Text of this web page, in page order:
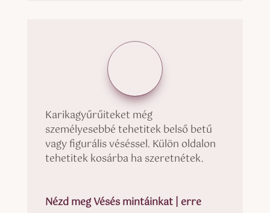
Karikagyűrűiteket még
személyesebbé tehetitek belső betű
vagy figurális véséssel. Külön oldalon
tehetitek kosárba ha szeretnétek.
Nézd meg Vésés mintáinkat | erre